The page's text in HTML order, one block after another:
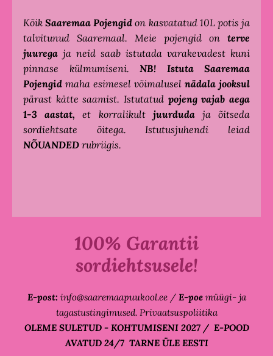
KõikSaaremaa Pojengid on kasvatatud 10L potis ja
talvitunud Saaremaal. Meie pojengid on terve
juurega ja neid saab istutada varakevadest kuni
pinnase külmumiseni. NB! Istuta Saaremaa
Pojengid maha esimesel võimalusel nädala jooksul
pärast kätte saamist. Istutatud pojeng vajab aega
1-3 aastat,et korralikult juurdudaja õitseda
sordiehtsate õitega. Istutusjuhendi leiad
NÕUANDED rubriigis.
100% Garantii
sordiehtsusele!
E-post: info@saaremaapuukool.ee/ E-poe müügi- ja
tagastustingimused. Privaatsuspoliitika
OLEME SULETUD - KOHTUMISENI 2027 / E-POOD
AVATUD 24/7 TARNE ÜLE EESTI